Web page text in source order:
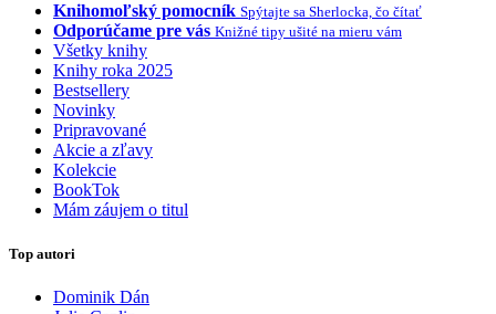
Knihomoľský pomocník Spýtajte sa Sherlocka, čo čítať
Odporúčame pre vás Knižné tipy ušité na mieru vám
Všetky knihy
Knihy roka 2025
Bestsellery
Novinky
Pripravované
Akcie a zľavy
Kolekcie
BookTok
Mám záujem o titul
Top autori
Dominik Dán